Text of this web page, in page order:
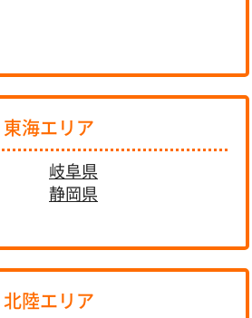
東海エリア
岐阜県
静岡県
北陸エリア